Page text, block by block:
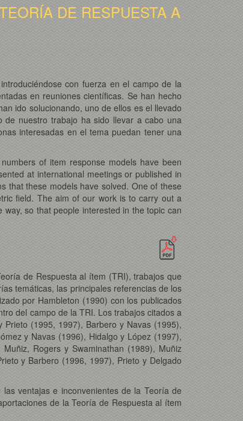
DE RESPUESTA A
con fuerza en el campo de la
en reuniones científicas. Se han hecho
ido solucionando, uno de ellos es el llevado
nuestro trabajo ha sido llevar a cabo una
interesadas en el tema puedan tener una
of item response models have been
at international meetings or published in
that these models have solved. One of these
field. The aim of our work is to carry out a
so that people interested in the topic can
de Respuesta al ítem (TRI), trabajos que
temáticas, las principales referencias de los
por Hambleton (1990) con los publicados
del campo de la TRI. Los trabajos citados a
(1995, 1997), Barbero y Navas (1995),
y Navas (1996), Hidalgo y López (1997),
Rogers y Swaminathan (1989), Muñiz
y Barbero (1996, 1997), Prieto y Delgado
ventajas e inconvenientes de la Teoría de
de la Teoría de Respuesta al ítem